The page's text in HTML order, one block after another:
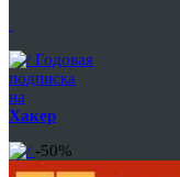
Годовая
подписка
на
Хакер
-50%